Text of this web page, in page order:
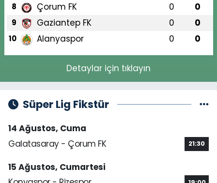
8 Çorum FK 0 0
9 Gaziantep FK 0 0
10 Alanyaspor 0 0
Detaylar için tıklayın
Süper Lig Fikstür
14 Ağustos, Cuma
Galatasaray - Çorum FK
21:30
15 Ağustos, Cumartesi